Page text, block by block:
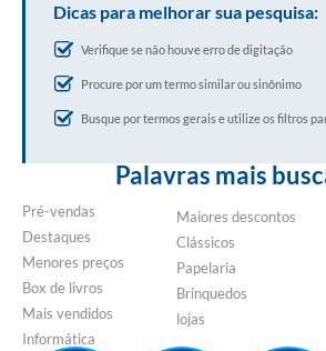
Dicas para melhorar sua pesquisa:
Verifique se não houve erro de digitação
Procure por um termo similar ou sinônimo
Busque por termos gerais e utilize os filtros
Palavras mais
Pré-vendas
Destaques
Menores preços
Box de livros
Mais vendidos
Informática
Maiores descontos
Clássicos
Papelaria
Brinquedos
lojas